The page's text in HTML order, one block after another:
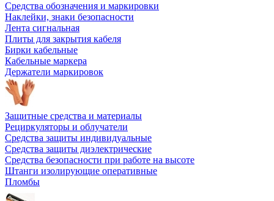
Средства обозначения и маркировки
Наклейки, знаки безопасности
Лента сигнальная
Плиты для закрытия кабеля
Бирки кабельные
Кабельные маркера
Держатели маркировок
Защитные средства и материалы
Рециркуляторы и облучатели
Средства защиты индивидуальные
Средства защиты диэлектрические
Средства безопасности при работе на высоте
Штанги изолирующие оперативные
Пломбы